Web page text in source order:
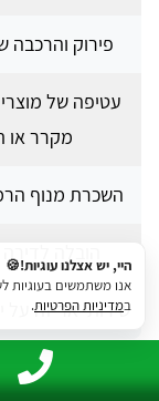
פירוק והרכבה
עטיפה של
מקרר או
השכרת מנוף
הובלה
שירותי אריזה על
היי, יש אצלנו עוגיות!🍪
אנו משתמשים בעוגיות
במדיניות הפרטיות.